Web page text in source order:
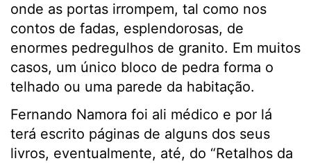
onde as portas irrompem, tal como nos
contos de fadas, esplendorosas, de
enormes pedregulhos de granito. Em muitos
casos, um único bloco de pedra forma o
telhado ou uma parede da habitação.
Fernando Namora foi ali médico e por lá
terá escrito páginas de alguns dos seus
livros, eventualmente, até, do “Retalhos da